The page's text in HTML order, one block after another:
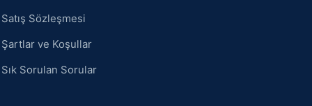
Satış Sözleşmesi
Şartlar ve Koşullar
Sık Sorulan Sorular